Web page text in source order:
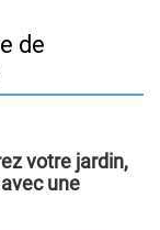
de
votre jardin,
une